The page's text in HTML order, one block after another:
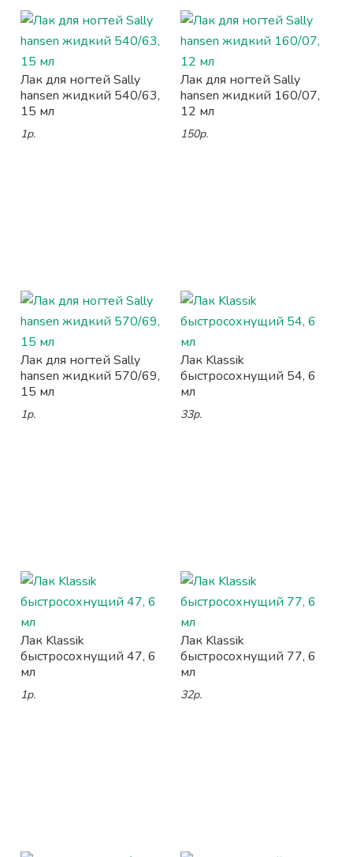
Лак для ногтей Sally
hansen жидкий 540/63,
15 мл
1р.
Лак для ногтей Sally
hansen жидкий 160/07,
12 мл
150р.
Лак для ногтей Sally
hansen жидкий 570/69,
15 мл
1р.
Лак Klassik
быстросохнущий 54, 6
мл
33р.
Лак Klassik
быстросохнущий 47, 6
мл
1р.
Лак Klassik
быстросохнущий 77, 6
мл
32р.